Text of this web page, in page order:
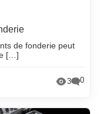
de fonderie peut
[…]
3 0